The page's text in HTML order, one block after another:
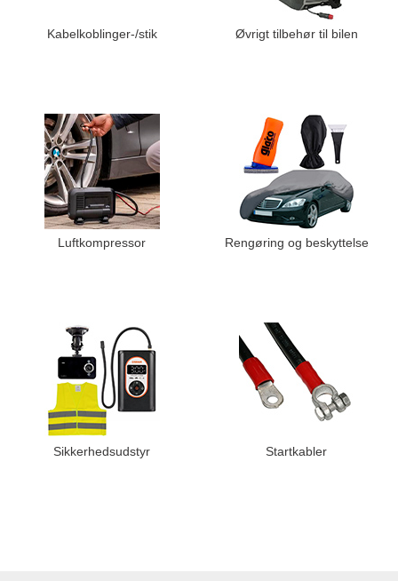
Kabelkoblinger-/stik Øvrigt tilbehør til bilen
Luftkompressor Rengøring og beskyttelse
Sikkerhedsudstyr Startkabler